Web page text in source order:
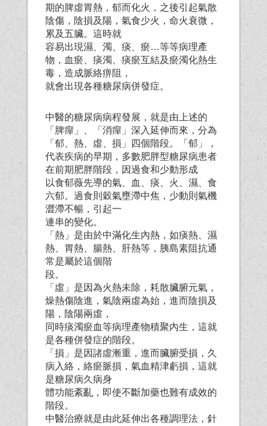
期的脾虛胃熱，郁而化火，之後引起氣散
陰傷，陰損及陽，氣食少火，命火衰微，
累及五臟。這時就
容易出現濕、濁、痰、瘀…等等病理產
物，血瘀、痰濁、痰瘀互結及瘀濁化熱生
毒，造成脈絡痹阻，
就會出現各種糖尿病併發症。
中醫的糖尿病病程發展，就是由上述的
「脾癉」、「消癉」深入延伸而來，分為
「郁、熱、虛、損」四個階段。「郁」，
代表疾病的早期，多數肥胖型糖尿病患者
在前期肥胖階段，因過食和少動形成
以食郁薇先導的氣、血、痰、火、濕、食
六郁。過食則穀氣壅滯中焦，少動則氣機
澀滯不暢，引起一
連串的變化。
「熱」是由於中滿化生內熱，如痰熱、濕
熱、胃熱、腸熱、肝熱等，胰島素阻抗通
常是屬於這個階
段。
「虛」是因為火熱未除，耗散臟腑元氣，
燥熱傷陰進，氣陰兩虛為始，進而陰損及
陽，陰陽兩虛，
同時痰濁瘀血等病理產物積聚內生，這就
是各種併發症的階段。
「損」是因諸虛漸重，進而臟腑受損，久
病入絡，絡瘀脈損，氣血精津虧損，這就
是糖尿病久病身
體功能紊亂，即使不斷加藥也難有成效的
階段。
中醫治療就是由此延伸出各種調理法，針